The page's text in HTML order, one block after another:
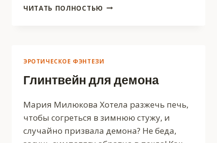
ЧИТАТЬ ПОЛНОСТЬЮ ЭДЕЛЬВЕЙС
ЭРОТИЧЕСКОЕ ФЭНТЕЗИ
Глинтвейн для демона
Мария Милюкова Хотела разжечь печь,
чтобы согреться в зимнюю стужу, и
случайно призвала демона? Не беда,